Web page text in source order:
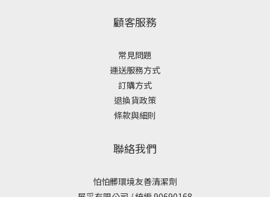
顧客服務
常見問題
運送服務方式
訂購方式
退換貨政策
條款與細則
聯絡我們
怕怕髒環境友善清潔劑